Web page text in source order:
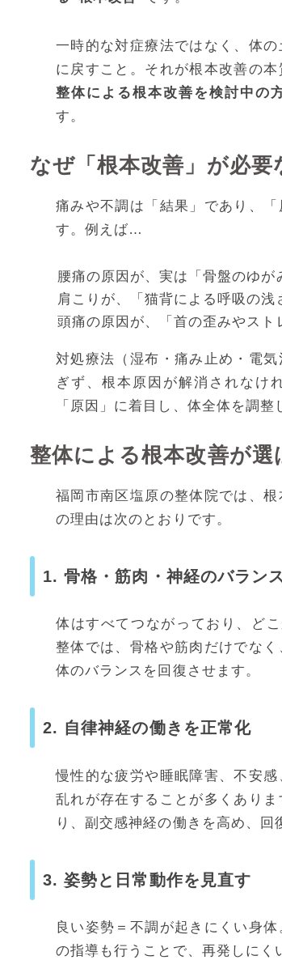
一時的な対症療法ではなく、体
に戻すこと。それが根本改善の
整体による根本改善を検討中の
す。
なぜ「根本改善」が必要
痛みや不調は「結果」であり、
す。例えば…
腰痛の原因が、実は「骨盤のゆが
肩こりが、「猫背による呼吸の浅
頭痛の原因が、「首の歪みやスト
対処療法（湿布・痛み止め・電
ぎず、根本原因が解消されなけ
「原因」に着目し、体全体を調整
整体による根本改善が選
福岡市南区塩原の整体院では、
の理由は次のとおりです。
1. 骨格・筋肉・神経のバラン
体はすべてつながっており、ど
整体では、骨格や筋肉だけでな
体のバランスを回復させます。
2. 自律神経の働きを正常化
慢性的な疲労や睡眠障害、不安
乱れが存在することが多くあり
り、副交感神経の働きを高め、回
3. 姿勢と日常動作を見直す
良い姿勢＝不調が起きにくい身
の指導も行うことで、再発しにく